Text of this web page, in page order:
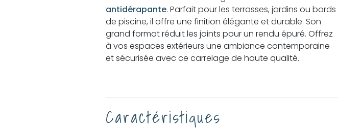
antidérapante. Parfait pour les terrasses, jardins ou bords
de piscine, il offre une finition élégante et durable. Son
grand format réduit les joints pour un rendu épuré. Offrez
à vos espaces extérieurs une ambiance contemporaine
et sécurisée avec ce carrelage de haute qualité.
Caractéristiques